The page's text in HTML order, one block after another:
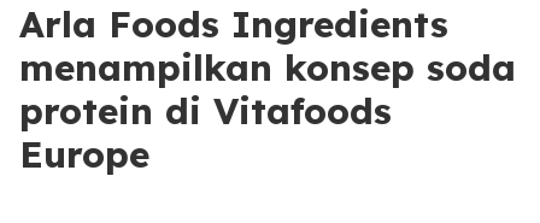
Arla Foods Ingredients
menampilkan konsep soda
protein di Vitafoods
Europe